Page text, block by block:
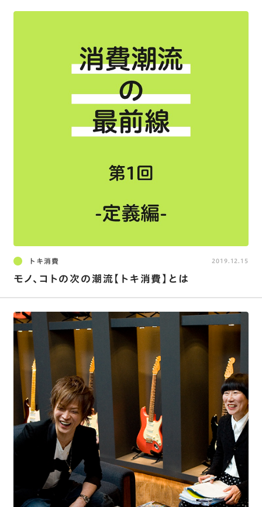
トキ消費
モノ、コトの次の潮流【トキ消費】とは
2019.12.15